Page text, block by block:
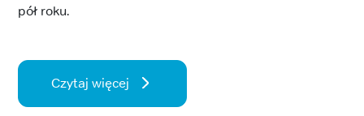
pół roku.
Czytaj więcej